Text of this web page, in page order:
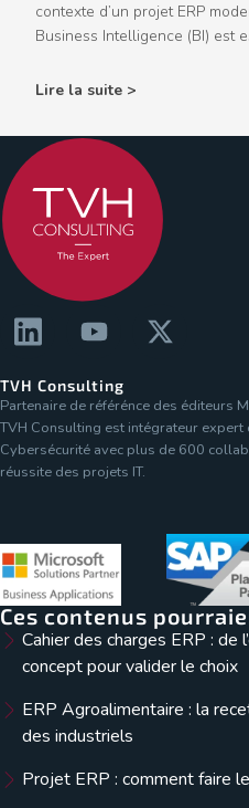
contexte d’un projet ERP
Business Intelligence (BI) est
Lire la suite >
TVH Consulting
Partenaire de référénce des éditeurs
TVH Consulting est intégrateur expert
Cybersécurité avec plus de 600
réussite des projets IT.
Ces contenus
Cahier des charges ERP : de
concept pour valider le choix
ERP Agroalimentaire : la
des industriels
Projet ERP : comment faire